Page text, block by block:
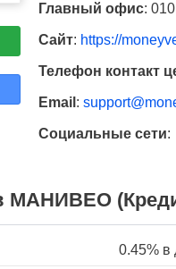
Главный офис:
Сайт: https://
Телефон контакт
Email :
Социальные сети:
МАНИВЕО
0.45% в